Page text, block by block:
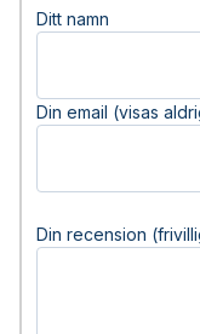
Ditt namn
Din email (visas
Din recension